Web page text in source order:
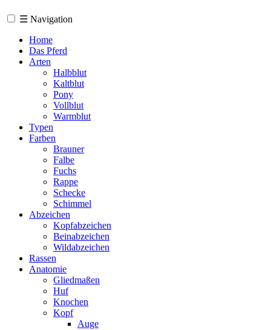
☰ Navigation
Home
Das Pferd
Arten
Halbblut
Kaltblut
Pony
Vollblut
Warmblut
Typen
Farben
Brauner
Falbe
Fuchs
Rappe
Schecke
Schimmel
Abzeichen
Kopfabzeichen
Beinabzeichen
Wildabzeichen
Rassen
Anatomie
Gliedmaßen
Huf
Knochen
Kopf
Auge